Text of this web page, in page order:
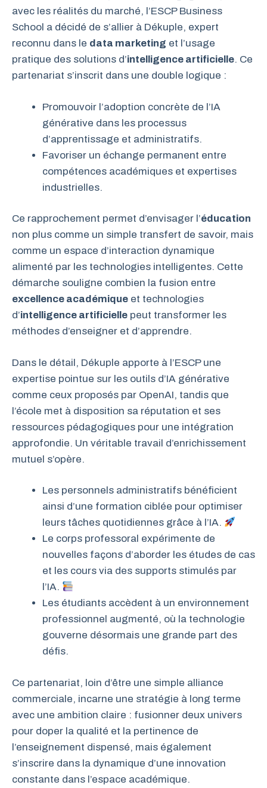
avec les réalités du marché, l’ESCP Business
School a décidé de s’allier à Dékuple, expert
reconnu dans le data marketing et l’usage
pratique des solutions d’intelligence artificielle. Ce
partenariat s’inscrit dans une double logique :
Promouvoir l’adoption concrète de l’IA
générative dans les processus
d’apprentissage et administratifs.
Favoriser un échange permanent entre
compétences académiques et expertises
industrielles.
Ce rapprochement permet d’envisager l’éducation
non plus comme un simple transfert de savoir, mais
comme un espace d’interaction dynamique
alimenté par les technologies intelligentes. Cette
démarche souligne combien la fusion entre
excellence académique et technologies
d’intelligence artificielle peut transformer les
méthodes d’enseigner et d’apprendre.
Dans le détail, Dékuple apporte à l’ESCP une
expertise pointue sur les outils d’IA générative
comme ceux proposés par OpenAI, tandis que
l’école met à disposition sa réputation et ses
ressources pédagogiques pour une intégration
approfondie. Un véritable travail d’enrichissement
mutuel s’opère.
Les personnels administratifs bénéficient
ainsi d’une formation ciblée pour optimiser
leurs tâches quotidiennes grâce à l’IA.
Le corps professoral expérimente de
nouvelles façons d’aborder les études de cas
et les cours via des supports stimulés par
l’IA.
Les étudiants accèdent à un environnement
professionnel augmenté, où la technologie
gouverne désormais une grande part des
défis.
Ce partenariat, loin d’être une simple alliance
commerciale, incarne une stratégie à long terme
avec une ambition claire : fusionner deux univers
pour doper la qualité et la pertinence de
l’enseignement dispensé, mais également
s’inscrire dans la dynamique d’une innovation
constante dans l’espace académique.